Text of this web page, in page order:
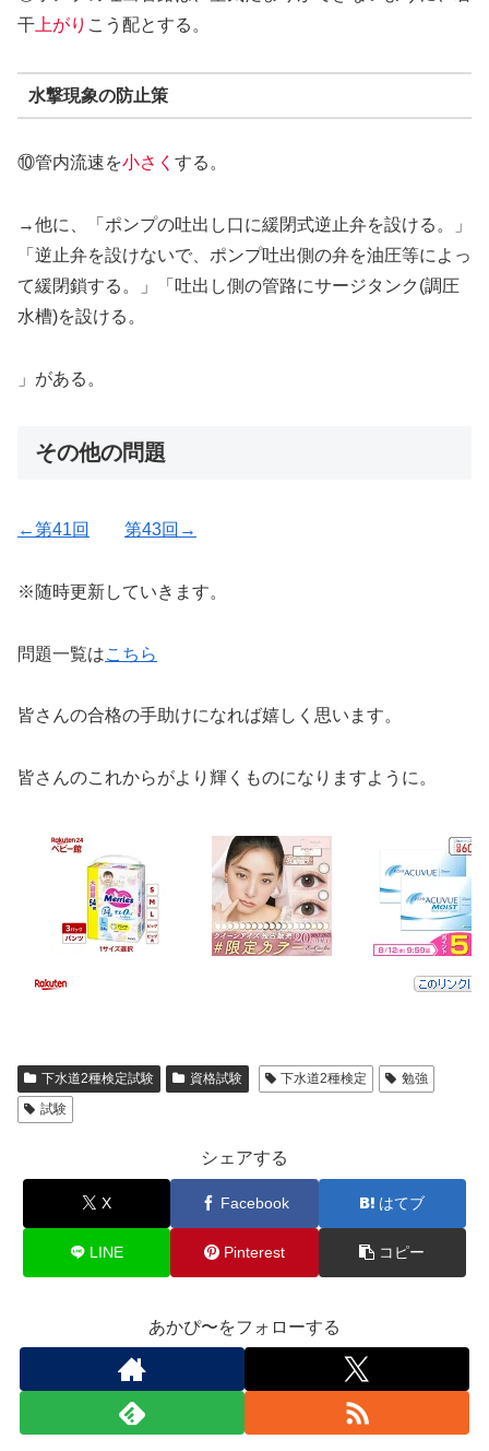
干 上がり こう配とする。
水撃現象の防止策
⑩管内流速を小さく する。
→他に、「ポンプの吐出し口に緩閉式逆止弁を設ける。」
「逆止弁を設けないで、ポンプ吐出側の弁を油圧等によっ
て緩閉鎖する。」「吐出し側の管路にサージタンク(調圧
水槽)を設ける。
」がある。
その他の問題
←第41回 第43回→
※随時更新していきます。
問題一覧はこちら
皆さんの合格の手助けになれば嬉しく思います。
皆さんのこれからがより輝くものになりますように。
下水道2種検定試験 資格試験 下水道2種検定
勉強
試験
シェアする
X Facebook はてブ
LINE Pinterest コピー
あかぴ〜をフォローする